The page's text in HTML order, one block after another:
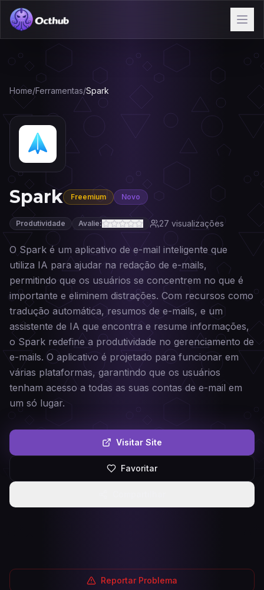
Home/Ferramentas/Spark
Spark Freemium Novo
Produtividade Avalie: 27 visualizações
O Spark é um aplicativo de e-mail inteligente que
utiliza IA para ajudar na redação de e-mails,
permitindo que os usuários se concentrem no que é
importante e eliminem distrações. Com recursos como
tradução automática, resumos de e-mails, e um
assistente de IA que encontra e resume informações,
o Spark redefine a produtividade no gerenciamento de
e-mails. O aplicativo é projetado para funcionar em
várias plataformas, garantindo que os usuários
tenham acesso a todas as suas contas de e-mail em
um só lugar.
Visitar Site
Favoritar
Reportar Problema